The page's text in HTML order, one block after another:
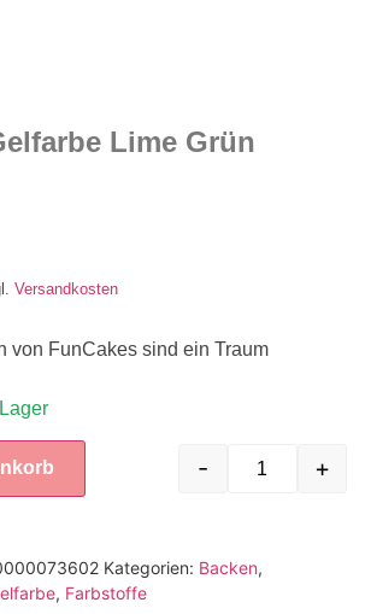
Lime Grün
Versandkosten
von FunCakes sind ein Traum
- +
Kategorien: Backen,
, Farbstoffe